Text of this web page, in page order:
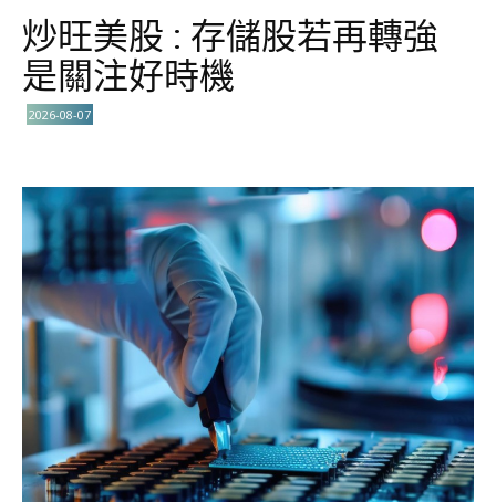
炒旺美股 : 存儲股若再轉強
是關注好時機
2026-08-07